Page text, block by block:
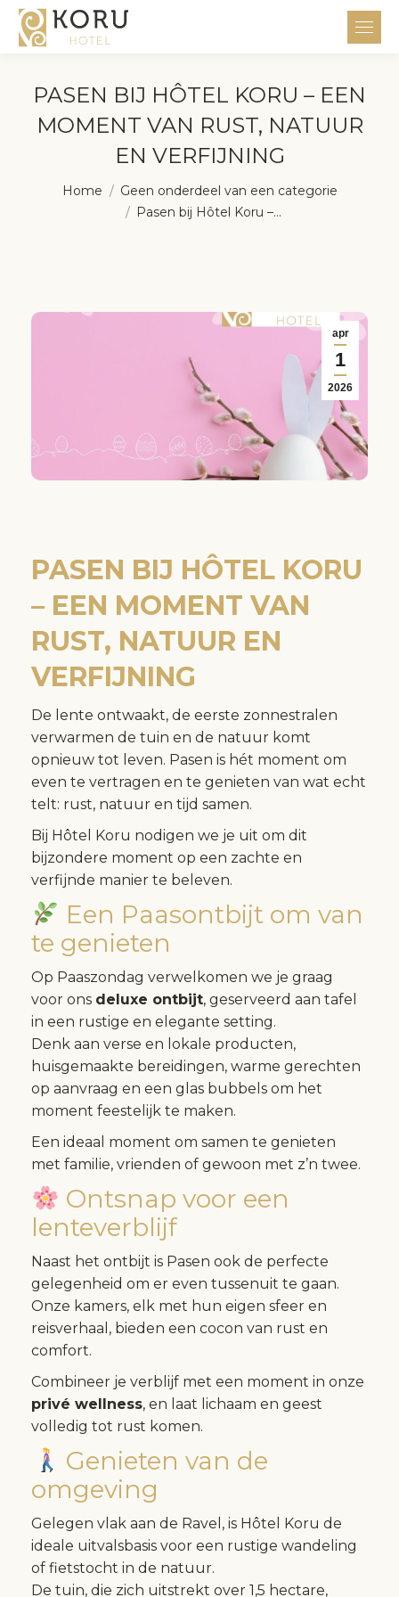
PASEN BIJ HÔTEL KORU – EEN
MOMENT VAN RUST, NATUUR
EN VERFIJNING
Je bent hier:
Home
Geen onderdeel van een categorie
Pasen bij Hôtel Koru –…
apr
1
2026
PASEN BIJ HÔTEL KORU
– EEN MOMENT VAN
RUST, NATUUR EN
VERFIJNING
De lente ontwaakt, de eerste zonnestralen
verwarmen de tuin en de natuur komt
opnieuw tot leven. Pasen is hét moment om
even te vertragen en te genieten van wat echt
telt: rust, natuur en tijd samen.
Bij Hôtel Koru nodigen we je uit om dit
bijzondere moment op een zachte en
verfijnde manier te beleven.
Een Paasontbijt om van
te genieten
Op Paaszondag verwelkomen we je graag
voor ons deluxe ontbijt, geserveerd aan tafel
in een rustige en elegante setting.
Denk aan verse en lokale producten,
huisgemaakte bereidingen, warme gerechten
op aanvraag en een glas bubbels om het
moment feestelijk te maken.
Een ideaal moment om samen te genieten
met familie, vrienden of gewoon met z’n twee.
Ontsnap voor een
lenteverblijf
Naast het ontbijt is Pasen ook de perfecte
gelegenheid om er even tussenuit te gaan.
Onze kamers, elk met hun eigen sfeer en
reisverhaal, bieden een cocon van rust en
comfort.
Combineer je verblijf met een moment in onze
privé wellness, en laat lichaam en geest
volledig tot rust komen.
Genieten van de
omgeving
Gelegen vlak aan de Ravel, is Hôtel Koru de
ideale uitvalsbasis voor een rustige wandeling
of fietstocht in de natuur.
De tuin, die zich uitstrekt over 1,5 hectare,